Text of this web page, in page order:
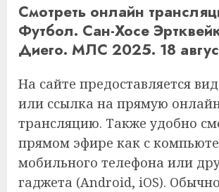
Смотреть онлайн
Футбол. Сан-Хосе
Диего. МЛС 2025. 18
На сайте предоставляется
или ссылка на прямую
трансляцию. Также удобно
прямом эфире как с
мобильного телефона или
гаджета (Android, iOS). Обычно